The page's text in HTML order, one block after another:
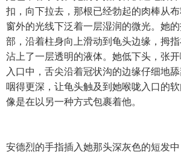
扣，向下拉去，那根已经勃起的肉棒从
窗外的光线下泛着一层湿润的微光。她
部，沿着柱身向上滑动到龟头边缘，拇指
沾上了一层透明的液体。她低下头，张
入口中，舌尖沿着冠状沟的边缘仔细地
咽得更深，让龟头触及到她喉咙入口的软
像是在以另一种方式包裹着他。
安德烈的手指插入她那头深灰色的短发